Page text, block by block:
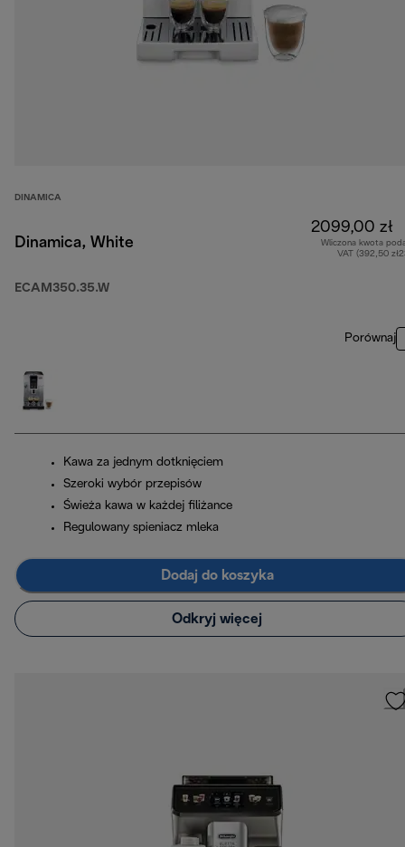
DINAMICA
Dinamica, White
ECAM350.35.W
2099,00 zł
Wliczona kwota
VAT (392,50
Porównaj
Kawa za jednym dotknięciem
Szeroki wybór przepisów
Świeża kawa w każdej filiżance
Regulowany spieniacz mleka
Dodaj do koszyka
Odkryj więcej